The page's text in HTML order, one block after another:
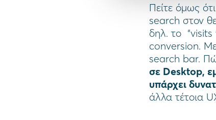
Πείτε όμως
search στον
δηλ. το “visits
conversion.
search bar.
σε Desktop,
υπάρχει
άλλα τέτοια